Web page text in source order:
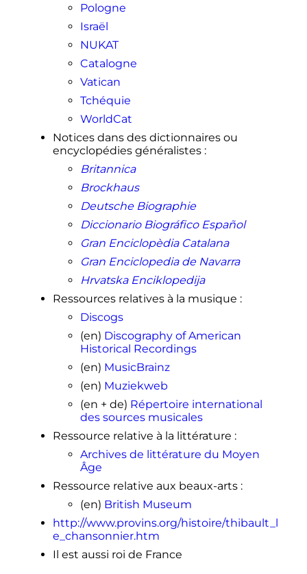
Pologne
Israël
NUKAT
Catalogne
Vatican
Tchéquie
WorldCat
Notices dans des dictionnaires ou
encyclopédies généralistes:
Britannica
Brockhaus
Deutsche Biographie
Diccionario Biográfico Español
Gran Enciclopèdia Catalana
Gran Enciclopedia de Navarra
Hrvatska Enciklopedija
Ressources relatives à la musique :
Discogs
(en) Discography of American
Historical Recordings
(en) MusicBrainz
(en) Muziekweb
(en + de) Répertoire international
des sources musicales
Ressource relative à la littérature :
Archives de littérature du Moyen
Âge
Ressource relative aux beaux-arts:
(en) British Museum
http://www.provins.org/histoire/thibault_l
e_chansonnier.htm
Il est aussi roi de France